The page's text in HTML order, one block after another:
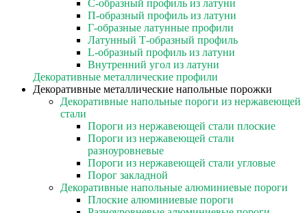
C-образный профиль из латуни
П-образный профиль из латуни
Г-образные латунные профили
Латунный Т-образный профиль
L-образный профиль из латуни
Внутренний угол из латуни
Декоративные металлические профили
Декоративные металлические напольные порожки
Декоративные напольные пороги из нержавеющей
стали
Пороги из нержавеющей стали плоские
Пороги из нержавеющей стали
разноуровневые
Пороги из нержавеющей стали угловые
Порог закладной
Декоративные напольные алюминиевые пороги
Плоские алюминиевые пороги